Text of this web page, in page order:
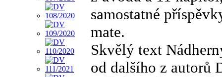
samostatné
mate.
Skvělý text
od dalšího z autorů